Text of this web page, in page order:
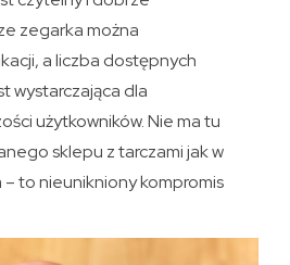
zegarka można
a liczba dostępnych
wystarczająca dla
użytkowników. Nie ma tu
sklepu z tarczami jak w
to nieunikniony kompromis